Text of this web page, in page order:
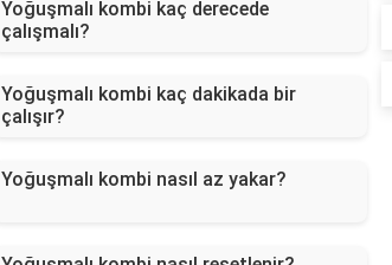
Yoğuşmalı kombi kaç derecede
çalışmalı?
Yoğuşmalı kombi kaç dakikada bir
çalışır?
Yoğuşmalı kombi nasıl az yakar?